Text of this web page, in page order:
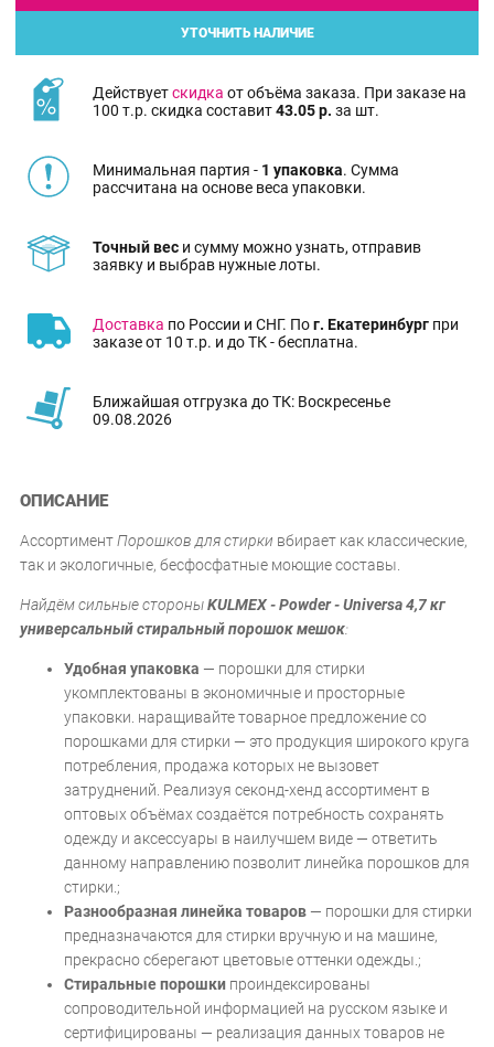
УТОЧНИТЬ НАЛИЧИЕ
Действуетскидка от объёма заказа. При заказе на
100 т.р. скидка составит43.05 р. за шт.
Минимальная партия - 1 упаковка. Сумма
рассчитана на основе веса упаковки.
Точный вес и сумму можно узнать, отправив
заявку и выбрав нужные лоты.
Доставка по России и СНГ. Пог. Екатеринбург при
заказе от 10 т.р. и до ТК - бесплатна.
Ближайшая отгрузка до ТК: Воскресенье
09.08.2026
ОПИСАНИЕ
АссортиментПорошков для стирки вбирает как классические,
так и экологичные, бесфосфатные моющие составы.
Найдём сильные стороныKULMEX - Powder - Universa 4,7 кг
универсальный стиральный порошок мешок:
Удобная упаковка — порошки для стирки
укомплектованы в экономичные и просторные
упаковки. наращивайте товарное предложение со
порошками для стирки — это продукция широкого круга
потребления, продажа которых не вызовет
затруднений. Реализуя секонд-хенд ассортимент в
оптовых объёмах создаётся потребность сохранять
одежду и аксессуары в наилучшем виде — ответить
данному направлению позволит линейка порошков для
стирки.;
Разнообразная линейка товаров — порошки для стирки
предназначаются для стирки вручную и на машине,
прекрасно сберегают цветовые оттенки одежды.;
Стиральные порошки проиндексированы
сопроводительной информацией на русском языке и
сертифицированы — реализация данных товаров не